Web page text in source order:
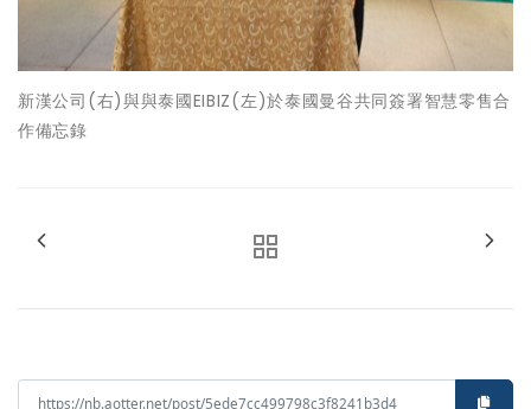
新漢公司(右)與與泰國EIBIZ(左)於泰國曼谷共同簽署智慧零售合
作備忘錄